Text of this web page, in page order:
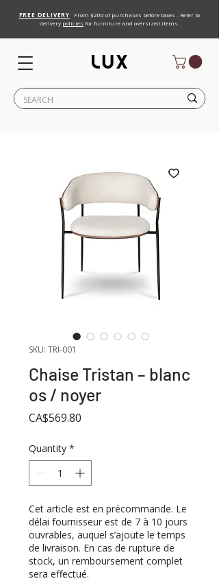
FREE DELIVERY
From $200 of purchases before taxes - Refer to
delivery policies for furniture and oversized items.
SKU: TRI-001
Chaise Tristan – blanc
os / noyer
CA$569.80
Quantity *
Cet article est en précommande. Le
délai fournisseur est de 7 à 10 jours
ouvrables, auquel s’ajoute le temps
de livraison. En cas de rupture de
stock, un remboursement complet
sera effectué.